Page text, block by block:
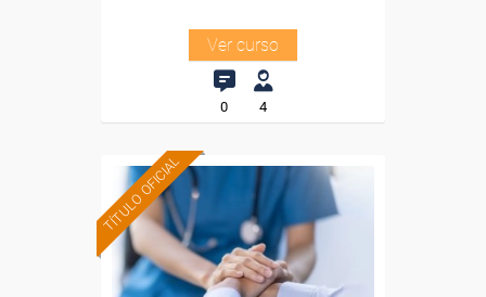
Ver curso
0 4
TÍTULO OFICIAL